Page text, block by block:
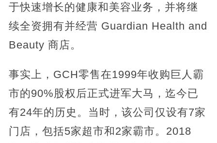
于快速增长的健康和美容业务，并将继
续全资拥有并经营 Guardian Health and
Beauty 商店。
事实上，GCH零售在1999年收购巨人霸
市的90%股权后正式进军大马，迄今已
有24年的历史。当时，该公司仅设有7家
门店，包括5家超市和2家霸市。2018